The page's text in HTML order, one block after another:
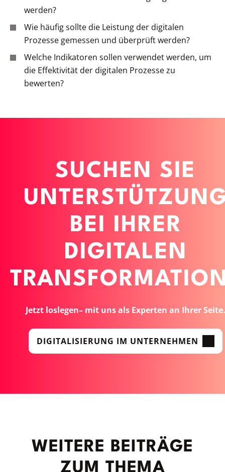
werden?
Wie häufig sollte die Leistung der digitalen
Prozesse gemessen und überprüft werden?
Welche Indikatoren sollen verwendet werden, um
die Effektivität der digitalen Prozesse zu
bewerten?
SUCHEN SIE
BEI IHRER
DIGITALEN
Jetzt loslegen– mit uns als Experten an Ihrer Seite.
DIGITALISIERUNG IM UNTERNEHMEN
WEITERE BEITRÄGE
ZUM THEMA